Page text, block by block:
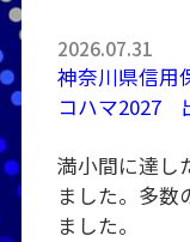
2026.07.31
神奈川県信
コハマ2027
満小間に達し
ました。多数
ました。